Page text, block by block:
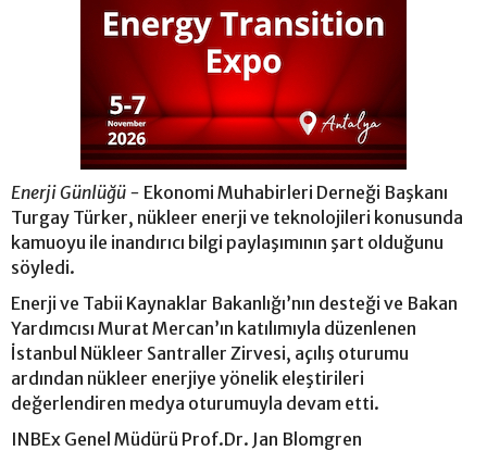
Enerji Günlüğü - Ekonomi Muhabirleri Derneği Başkanı
Turgay Türker, nükleer enerji ve teknolojileri konusunda
kamuoyu ile inandırıcı bilgi paylaşımının şart olduğunu
söyledi.
Enerji ve Tabii Kaynaklar Bakanlığı’nın desteği ve Bakan
Yardımcısı Murat Mercan’ın katılımıyla düzenlenen
İstanbul Nükleer Santraller Zirvesi, açılış oturumu
ardından nükleer enerjiye yönelik eleştirileri
değerlendiren medya oturumuyla devam etti.
INBEx Genel Müdürü Prof.Dr. Jan Blomgren